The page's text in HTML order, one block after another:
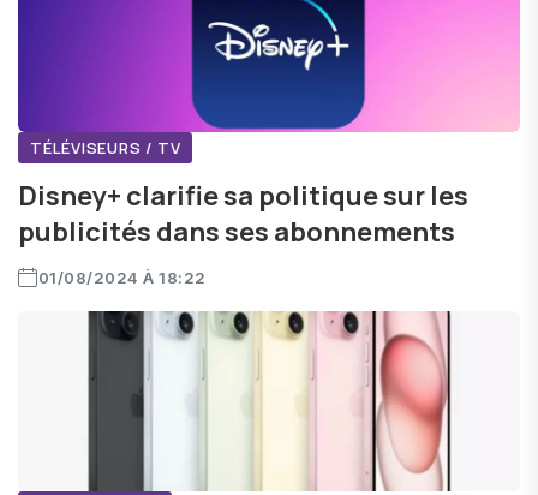
TÉLÉVISEURS / TV
Disney+ clarifie sa politique sur les
publicités dans ses abonnements
01/08/2024 À 18:22